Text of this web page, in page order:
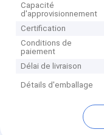
Capacité
d'approvisionnement
Certification
Conditions de
paiement
Délai de livraison
Détails d'emballage